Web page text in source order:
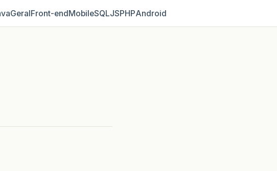
GeralFront‑endMobileSQLJSPHPAndroid